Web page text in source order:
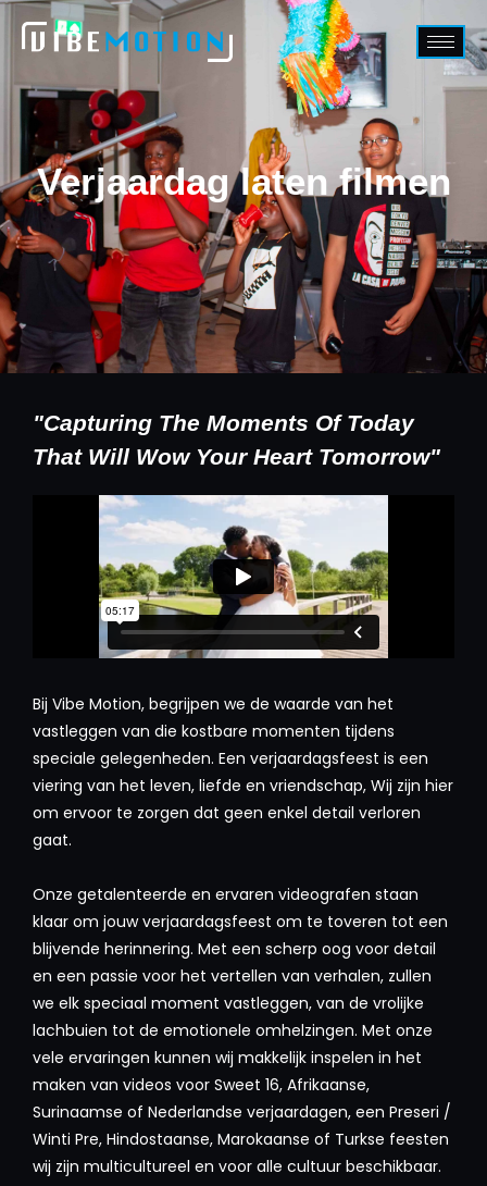
Verjaardag laten filmen
"Capturing The Moments Of Today
That Will Wow Your Heart Tomorrow"
Bij Vibe Motion, begrijpen we de waarde van het
vastleggen van die kostbare momenten tijdens
speciale gelegenheden. Een verjaardagsfeest is een
viering van het leven, liefde en vriendschap, Wij zijn hier
om ervoor te zorgen dat geen enkel detail verloren
gaat.
Onze getalenteerde en ervaren videografen staan
klaar om jouw verjaardagsfeest om te toveren tot een
blijvende herinnering. Met een scherp oog voor detail
en een passie voor het vertellen van verhalen, zullen
we elk speciaal moment vastleggen, van de vrolijke
lachbuien tot de emotionele omhelzingen. Met onze
vele ervaringen kunnen wij makkelijk inspelen in het
maken van videos voor Sweet 16, Afrikaanse,
Surinaamse of Nederlandse verjaardagen, een Preseri /
Winti Pre, Hindostaanse, Marokaanse of Turkse feesten
wij zijn multicultureel en voor alle cultuur beschikbaar.